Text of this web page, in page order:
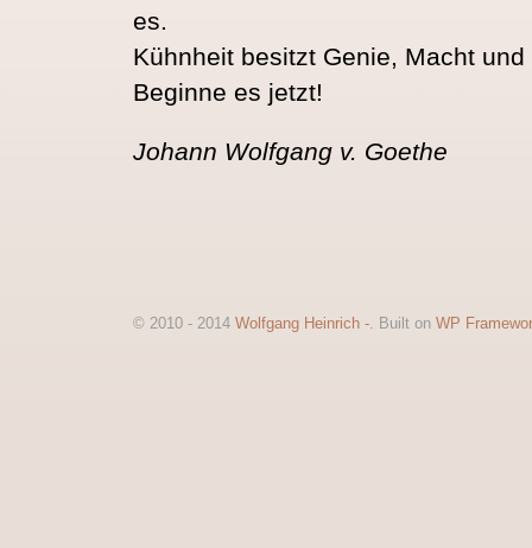
es.
Kühnheit besitzt Genie, Macht
Beginne es jetzt!
Johann Wolfgang v. Goethe
© 2010 - 2014 Wolfgang Heinrich -. Built on WP